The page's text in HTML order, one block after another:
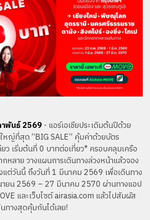
พันธ์ 2569- แอร์เอเชียประเดิมต้นปีด้วย
หญ่ที่สุด “BIG SALE” คุ้มค่าด้วยบัตร
ยว เริ่มต้นที่ 0 บาทต่อเที่ยว* ครอบคลุมเครือ
หลาย วางแผนการเดินทางล่วงหน้าแล้วจอง
แต่วันนี้ ถึงวันที่ 1 มีนาคม 2569 เพื่อเดินทาง
ยน 2569 – 27 มีนาคม 2570 ผ่านทางแอป
และเว็บไซต์ airasia.com แล้วไปสัมผัส
ทางสุดคุ้มกันได้เลย!